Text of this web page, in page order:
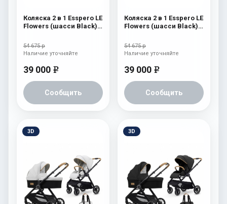
Коляска 2 в 1 Esspero LE
Flowers (шасси Black)
54 675 р
39 000 e
Сообщить
Наличие уточняйте
Коляска 2 в 1 Esspero LE
Flowers (шасси Black)
54 675 р
39 000 e
Сообщить
Наличие уточняйте
3D 3D